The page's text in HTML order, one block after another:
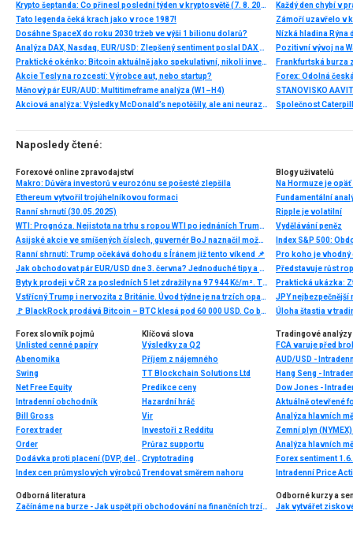
Krypto šeptanda: Co přinesl poslední týden v kryptosvětě (7. 8. 2026)
Tato legenda čeká krach jako v roce 1987!
Dosáhne SpaceX do roku 2030 tržeb ve výši 1 bilionu dolarů?
Analýza DAX, Nasdaq, EUR/USD: Zlepšený sentiment poslal DAX na nová maxima
Praktické okénko: Bitcoin aktuálně jako spekulativní, nikoli investiční aktivum
Akcie Tesly na rozcestí: Výrobce aut, nebo startup?
Měnový pár EUR/AUD: Multitimeframe analýza (W1–H4)
Akciová analýza: Výsledky McDonald’s nepotěšily, ale ani neurazily. Jakou vizi společnost prezentovala?
Nízká hladina
Pozitivní vývoj na
Frankfurtská burza
Naposledy čtené:
Forexové online zpravodajství
Makro: Důvěra investorů v eurozónu se pošesté zlepšila
Ethereum vytvořil trojúhelníkovou formaci
Ranní shrnutí (30.05.2025)
WTI: Prognóza. Nejistota na trhu s ropou WTI po jednáních Trumpa a Si Ťin-pchinga
Asijské akcie ve smíšených číslech, guvernér BoJ naznačil možné zvýšení sazeb
Ranní shrnutí: Trump očekává dohodu s Íránem již tento víkend 📌
Jak obchodovat pár EUR/USD dne 3. června? Jednoduché tipy a obchodní analýza pro začátečníky
Byty k prodeji v ČR za posledních 5 let zdražily na 97 944 Kč/m². Trh se proti loňsku výrazně zrychlil
Vstřícný Trump i nervozita z Británie. Úvod týdne je na trzích opatrný
🚩 BlackRock prodává Bitcoin – BTC klesá pod 60 000 USD. Co bude dál?
Blogy uživatelů
Na Hormuze je
Ripple je volatilní
Vydělávání peněz
Index S&P 500:
Pro koho je vhodný
Představuje růst
Praktická ukázka:
JPY nejbezpečnější
Úloha štastia v
Forex slovník pojmů
Unlisted cenné papíry
Abenomika
Swing
Net Free Equity
Intradenní obchodník
Bill Gross
Forex trader
Order
Dodávka proti placení (DVP, delivery versus payment)
Index cen průmyslových výrobců
Klíčová slova
Výsledky za Q2
Příjem z nájemného
TT Blockchain Solutions Ltd
Predikce ceny
Hazardní hráč
Vir
Investoři z Redditu
Průraz supportu
Cryptotrading
Trendovat směrem nahoru
Tradingové analýzy
FCA varuje před
AUD/USD -
Hang Seng -
Dow Jones -
Aktuálně otevřené
Analýza hlavních
Zemní plyn
Analýza hlavních
Forex sentiment
Intradenní Price
Odborná literatura
Začínáme na burze - Jak uspět při obchodování na finančních trzích (1. vydání)
Odborné kurzy a
Jak vytvářet